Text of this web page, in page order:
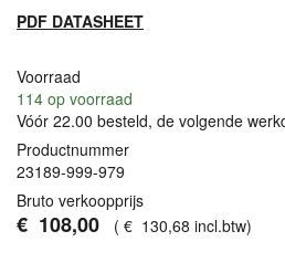
PDF DATASHEET
Voorraad
114 op voorraad
Vóór 22.00 besteld, de volgende
Productnummer
23189-999-979
Bruto verkoopprijs
€ 108,00 ( € 130,68 incl.btw)